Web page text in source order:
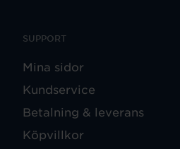
SUPPORT
Mina sidor
Kundservice
Betalning & leverans
Köpvillkor